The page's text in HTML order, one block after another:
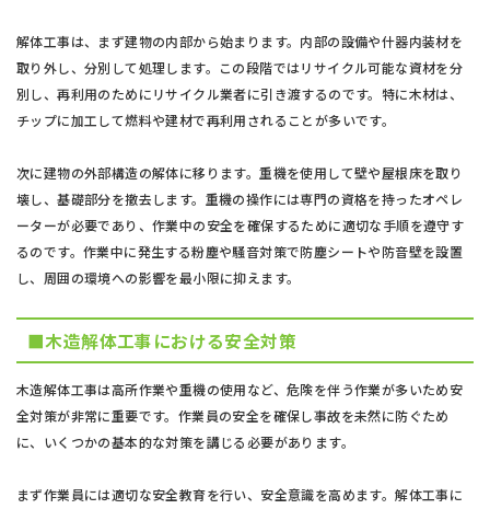
解体工事は、まず建物の内部から始まります。内部の設備や什器内装材を
取り外し、分別して処理します。この段階ではリサイクル可能な資材を分
別し、再利用のためにリサイクル業者に引き渡するのです。特に木材は、
チップに加工して燃料や建材で再利用されることが多いです。
次に建物の外部構造の解体に移ります。重機を使用して壁や屋根床を取り
壊し、基礎部分を撤去します。重機の操作には専門の資格を持ったオペレ
ーターが必要であり、作業中の安全を確保するために適切な手順を遵守す
るのです。作業中に発生する粉塵や騒音対策で防塵シートや防音壁を設置
し、周囲の環境への影響を最小限に抑えます。
■木造解体工事における安全対策
木造解体工事は高所作業や重機の使用など、危険を伴う作業が多いため安
全対策が非常に重要です。作業員の安全を確保し事故を未然に防ぐため
に、いくつかの基本的な対策を講じる必要があります。
まず作業員には適切な安全教育を行い、安全意識を高めます。解体工事に